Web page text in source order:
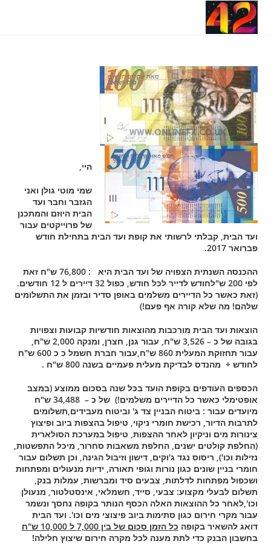
Skip
content
היי,
שמי מוטי גולן ואני
הגזבר וחבר ועד
הבית היוזם והמתכנן
של פרוייקטים עבור
ועד הבית, קבלתי לרשותי את קופת ועד הבית בתחילת חודש
פברואר 2017.
ההכנסה השנתית הצפויה של ועד הבית היא : 76,800 ש"ח זאת
לפי 200 ש"לחודש לדייר לכל חודש, כפול 32 דיירים ל 12 חודשים.
(זאת כאשר כל הדיירים משלמים באופן סדיר ובזמן את התשלומים
שלהם! מה שלא קורה אף פעם!)
הוצאות ועד הבית מורכבות מהוצאות חודשיות קבועות וצפויות
בגובה של כ – 3,526 ש"ח, עבור גנן, חצרן, ומנקה 2,000 ש"ח,
עבור תחזוקת המעלית 860 ש"ח,עבור חברת חשמל כ כ 600 ש"ח
לחודש + מהנדס לבדיקת מעלית פעמיים בשנה 800 ש"ח .
הכספים העודפים בקופת הועד בכל שנה בסכום ממוצע (במצב
אופטימלי כאשר כל הדיירים משלמים!) של כ – 34,488 ש"ח
מיועדים עבור : ביטוח הבניין צד ג' וביטוח מעבידים,תשלומים
לתרבות הדיור, רכישת חומרי ניקוי, טיפול בהצפות ביוב ופיצוץ
צינורות מים וניקיון לאחר ההצפות, טיפול במערכת הסולארית
(החלפת קולטים ישנים, החלפת משאבות סחרור, מיכל התפשטות,
נזילות וכו'), ריסוס נגד ג'וקים, דישון וזיבול הגינה, וכן תשלום עבור
חומרי בניין שונים כגון נורות וגופי תאורה, ידיות מנעולים ומפתחות
ושכפול מפתחות לדלתות, צבעים סיד ומברשות, עמלות בנק,
תשלום לבעלי מקצוע: צבעי, סייד, חשמלאי, אינסטלטור, מנעולן
וכו',לאחר כל ההוצאות האלה הכסף הנותר בקופה נחסך ונשמר
עבור מקרי חירום כגון סתימות ביוב פיצוצי מים וכו'. ועד הבית
דואג להשאיר בקופה כל הזמן סכום של בין 7,000 ל 10,000 ש"ח
בחשבון הבנק כדי לתת מענה לכל מקרה חירום שיצוץ חלילה!